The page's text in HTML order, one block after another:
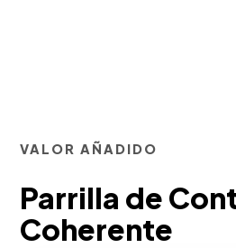
VALOR AÑADIDO
Parrilla de
Coherente